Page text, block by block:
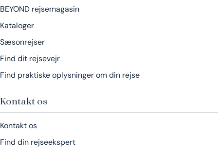
BEYOND rejsemagasin
Kataloger
Sæsonrejser
Find dit rejsevejr
Find praktiske oplysninger om din rejse
Kontakt os
Kontakt os
Find din rejseekspert